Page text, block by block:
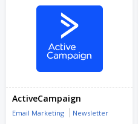
ActiveCampaign
Email Marketing Newsletter